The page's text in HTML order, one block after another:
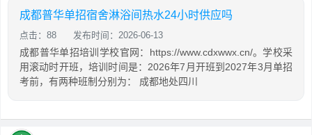
成都普华单招宿舍淋浴间热水24小时供应吗
点击：88 发布时间：2026-06-13
成都普华单招培训学校官网：https://www.cdxwwx.cn/。学校采
用滚动时开班，培训时间是：2026年7月开班到2027年3月单招
考前，有两种班制分别为： 成都地处四川